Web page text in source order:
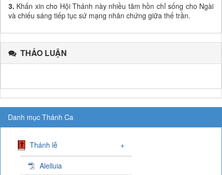
3. Khấn xin cho Hội Thánh này nhiều tâm hồn chỉ sống cho Ngài
và chiếu sáng tiếp tục sứ mạng nhân chứng giữa thế trần.
THẢO LUẬN
Danh mục Thánh Ca
Thánh lễ +
Alelluia